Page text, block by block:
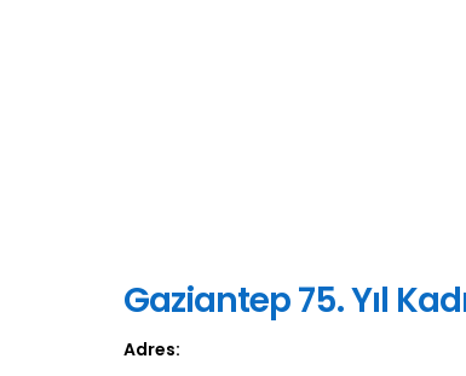
Gaziantep 75. Yıl
Adres: